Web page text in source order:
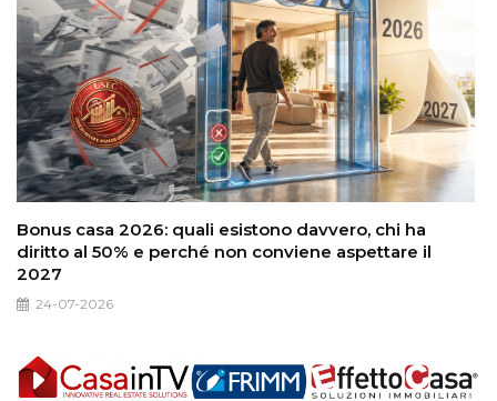
Bonus casa 2026: quali esistono davvero, chi ha
diritto al 50% e perché non conviene aspettare il
2027
24-07-2026